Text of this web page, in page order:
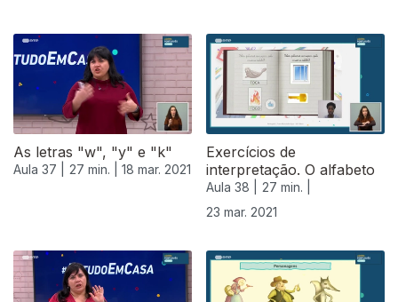
As letras "w", "y" e "k"
Aula 37 | 27 min. | 18 mar. 2021
Exercícios de
interpretação. O alfabeto
Aula 38 |
27 min. |
23 mar. 2021